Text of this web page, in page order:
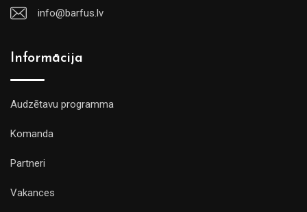
info@barfus.lv
Informācija
Audzētavu programma
Komanda
Partneri
Vakances